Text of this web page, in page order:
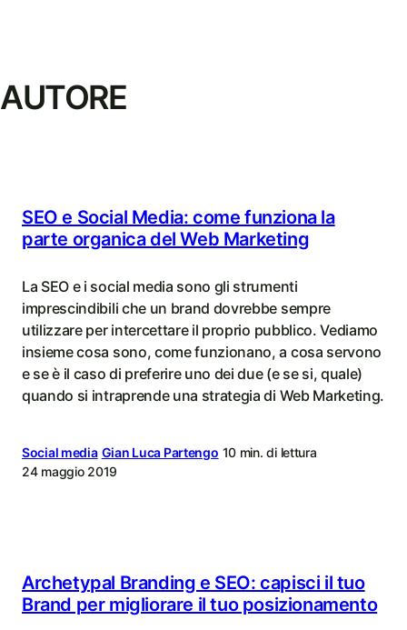
AUTORE
SEO e Social Media: come funziona la
parte organica del Web Marketing
La SEO e i social media sono gli strumenti
imprescindibili che un brand dovrebbe sempre
utilizzare per intercettare il proprio pubblico. Vediamo
insieme cosa sono, come funzionano, a cosa servono
e se è il caso di preferire uno dei due (e se si, quale)
quando si intraprende una strategia di Web Marketing.
Social media Gian Luca Partengo 10 min. di lettura
24 maggio 2019
Archetypal Branding e SEO: capisci il tuo
Brand per migliorare il tuo posizionamento